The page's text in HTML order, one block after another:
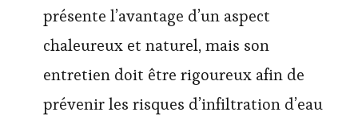
présente l’avantage d’un aspect
chaleureux et naturel, mais son
entretien doit être rigoureux afin de
prévenir les risques d’infiltration d’eau